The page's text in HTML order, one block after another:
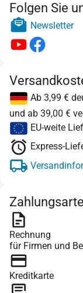
Folgen Sie
Newsletter
Ab 3,99 €
und ab 39,00 €
EU-weite
Express-
Rechnung
für Firmen und
Kreditkarte